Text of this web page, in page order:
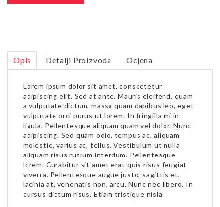
Opis Detalji Proizvoda Ocjena
Lorem ipsum dolor sit amet, consectetur
adipiscing elit. Sed at ante. Mauris eleifend, quam
a vulputate dictum, massa quam dapibus leo, eget
vulputate orci purus ut lorem. In fringilla mi in
ligula. Pellentesque aliquam quam vel dolor. Nunc
adipiscing. Sed quam odio, tempus ac, aliquam
molestie, varius ac, tellus. Vestibulum ut nulla
aliquam risus rutrum interdum. Pellentesque
lorem. Curabitur sit amet erat quis risus feugiat
viverra. Pellentesque augue justo, sagittis et,
lacinia at, venenatis non, arcu. Nunc nec libero. In
cursus dictum risus. Etiam tristique nisla